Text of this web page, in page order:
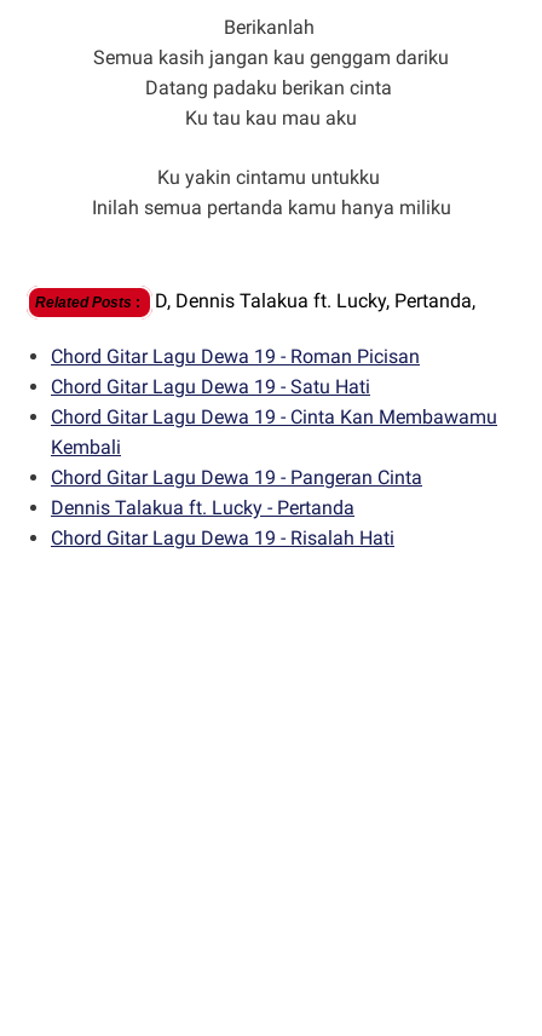
Berikanlah
Semua kasih jangan kau genggam dariku
Datang padaku berikan cinta
Ku tau kau mau aku
Ku yakin cintamu untukku
Inilah semua pertanda kamu hanya miliku
Related Posts : D, Dennis Talakua ft. Lucky, Pertanda,
Chord Gitar Lagu Dewa 19 - Roman Picisan
Chord Gitar Lagu Dewa 19 - Satu Hati
Chord Gitar Lagu Dewa 19 - Cinta Kan Membawamu
Kembali
Chord Gitar Lagu Dewa 19 - Pangeran Cinta
Dennis Talakua ft. Lucky - Pertanda
Chord Gitar Lagu Dewa 19 - Risalah Hati